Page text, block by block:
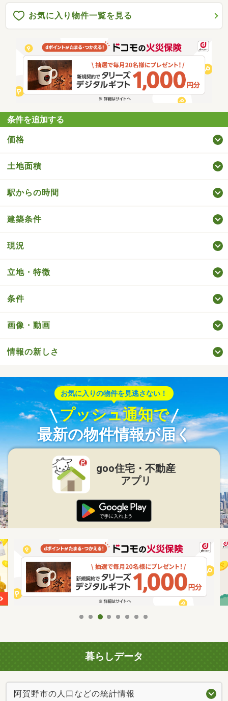
お気に入り物件一覧を見る
条件を追加する
価格
土地面積
駅からの時間
建築条件
現況
立地・特徴
条件
画像・動画
情報の新しさ
お気に入りの物件を見逃さない！
プッシュ通知で
最新の物件情報が届く
goo住宅・不動産
アプリ
暮らしデータ
阿賀野市の人口などの統計情報